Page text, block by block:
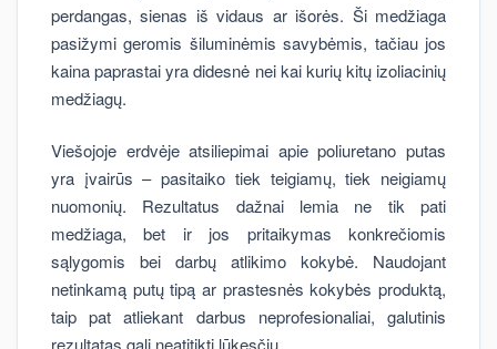
perdangas, sienas iš vidaus ar išorės. Ši medžiaga
pasižymi geromis šiluminėmis savybėmis, tačiau jos
kaina paprastai yra didesnė nei kai kurių kitų izoliacinių
medžiagų.
Viešojoje erdvėje atsiliepimai apie poliuretano putas
yra įvairūs – pasitaiko tiek teigiamų, tiek neigiamų
nuomonių. Rezultatus dažnai lemia ne tik pati
medžiaga, bet ir jos pritaikymas konkrečiomis
sąlygomis bei darbų atlikimo kokybė. Naudojant
netinkamą putų tipą ar prastesnės kokybės produktą,
taip pat atliekant darbus neprofesionaliai, galutinis
rezultatas gali neatitikti lūkesčių.